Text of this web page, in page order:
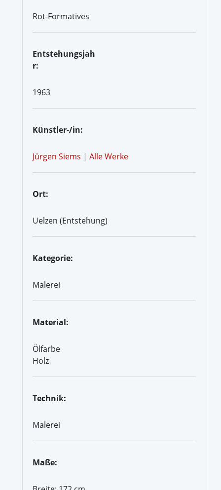
Rot-Formatives
Entstehungsjah
r:
1963
Künstler-/in:
Jürgen Siems | Alle Werke
Ort:
Uelzen (Entstehung)
Kategorie:
Malerei
Material:
Ölfarbe
Holz
Technik:
Malerei
Maße: